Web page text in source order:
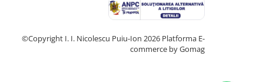
©Copyright I. I. Nicolescu Puiu-Ion 2026 Platforma E-
commerce by Gomag